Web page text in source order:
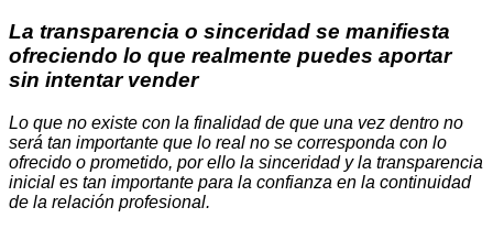
La transparencia o sinceridad se manifiesta
ofreciendo lo que realmente puedes aportar
sin intentar vender
Lo que no existe con la finalidad de que una vez dentro no
será tan importante que lo real no se corresponda con lo
ofrecido o prometido, por ello la sinceridad y la transparencia
inicial es tan importante para la confianza en la continuidad
de la relación profesional.